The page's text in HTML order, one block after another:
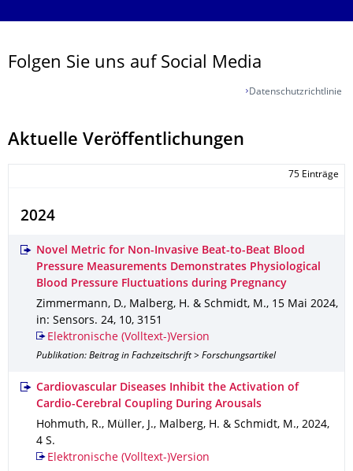
Folgen Sie uns auf Social Media
Datenschutzrichtlinie
Aktuelle Veröffentlichungen
75 Einträge
2024
Novel Metric for Non-Invasive Beat-to-Beat Blood
Pressure Measurements Demonstrates Physiological
Blood Pressure Fluctuations during Pregnancy
Zimmermann, D., Malberg, H. & Schmidt, M., 15 Mai 2024,
in: Sensors. 24, 10, 3151
Elektronische (Volltext-)Version
Publikation: Beitrag in Fachzeitschrift > Forschungsartikel
Cardiovascular Diseases Inhibit the Activation of
Cardio-Cerebral Coupling During Arousals
Hohmuth, R., Müller, J., Malberg, H. & Schmidt, M., 2024,
4 S.
Elektronische (Volltext-)Version